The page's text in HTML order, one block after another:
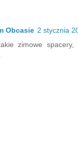
Obcasie 2 stycznia
zimowe spacery,